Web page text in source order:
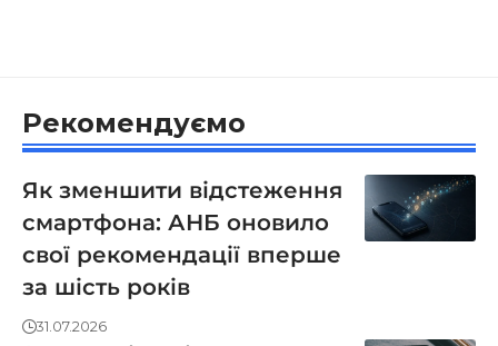
Рекомендуємо
Як зменшити відстеження
смартфона: АНБ оновило
свої рекомендації вперше
за шість років
31.07.2026